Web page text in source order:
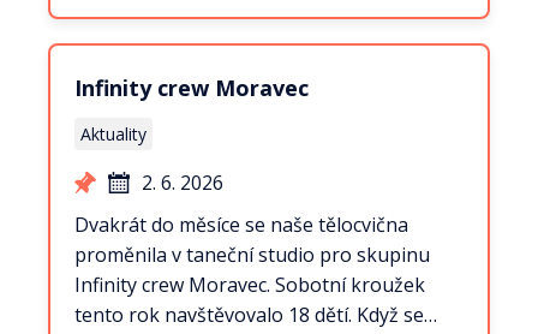
Infinity crew Moravec
Aktuality
2. 6. 2026
Dvakrát do měsíce se naše tělocvična
proměnila v taneční studio pro skupinu
Infinity crew Moravec. Sobotní kroužek
tento rok navštěvovalo 18 dětí. Když se…